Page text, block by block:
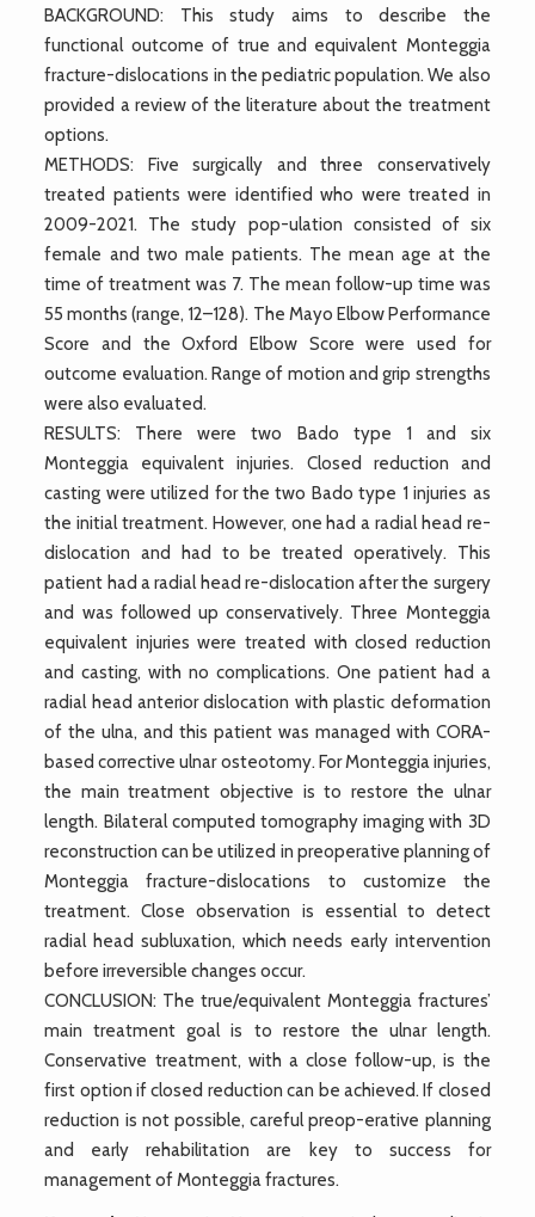
BACKGROUND: This study aims to describe the
functional outcome of true and equivalent Monteggia
fracture-dislocations in the pediatric population. We also
provided a review of the literature about the treatment
options.
METHODS: Five surgically and three conservatively
treated patients were identified who were treated in
2009-2021. The study pop-ulation consisted of six
female and two male patients. The mean age at the
time of treatment was 7. The mean follow-up time was
55 months (range, 12–128). The Mayo Elbow Performance
Score and the Oxford Elbow Score were used for
outcome evaluation. Range of motion and grip strengths
were also evaluated.
RESULTS: There were two Bado type 1 and six
Monteggia equivalent injuries. Closed reduction and
casting were utilized for the two Bado type 1 injuries as
the initial treatment. However, one had a radial head re-
dislocation and had to be treated operatively. This
patient had a radial head re-dislocation after the surgery
and was followed up conservatively. Three Monteggia
equivalent injuries were treated with closed reduction
and casting, with no complications. One patient had a
radial head anterior dislocation with plastic deformation
of the ulna, and this patient was managed with CORA-
based corrective ulnar osteotomy. For Monteggia injuries,
the main treatment objective is to restore the ulnar
length. Bilateral computed tomography imaging with 3D
reconstruction can be utilized in preoperative planning of
Monteggia fracture-dislocations to customize the
treatment. Close observation is essential to detect
radial head subluxation, which needs early intervention
before irreversible changes occur.
CONCLUSION: The true/equivalent Monteggia fractures’
main treatment goal is to restore the ulnar length.
Conservative treatment, with a close follow-up, is the
first option if closed reduction can be achieved. If closed
reduction is not possible, careful preop-erative planning
and early rehabilitation are key to success for
management of Monteggia fractures.